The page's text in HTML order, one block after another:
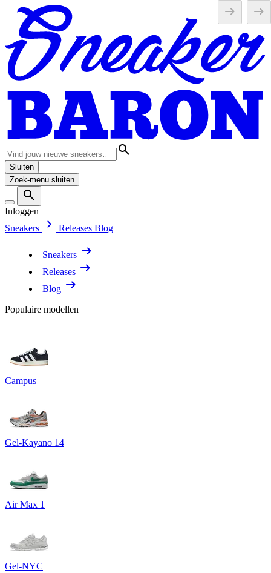
Sluiten
Zoek-menu sluiten
Inloggen
Sneakers
Releases Blog
Sneakers
Releases
Blog
Populaire modellen
Campus
Gel-Kayano 14
Air Max 1
Gel-NYC